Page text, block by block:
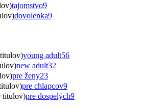
tajomstvo9
dovolenka9
young adult56
new adult32
pre ženy23
pre chlapcov9
titulov)pre dospelých9